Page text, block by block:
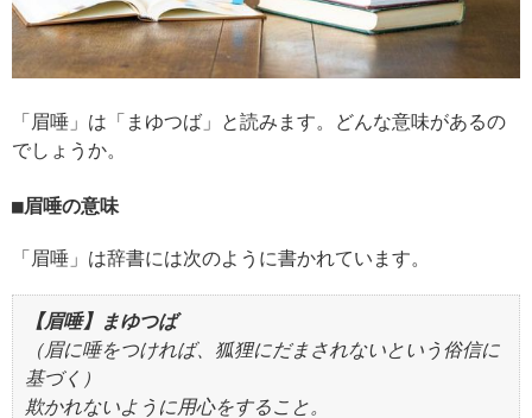
「眉唾」は「まゆつば」と読みます。どんな意味があるの
でしょうか。
眉唾の意味
「眉唾」は辞書には次のように書かれています。
【眉唾】まゆつば
（眉に唾をつければ、狐狸にだまされないという俗信に
基づく）
欺かれないように用心をすること。